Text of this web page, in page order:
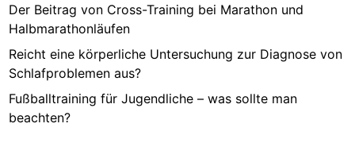
Der Beitrag von Cross-Training bei Marathon und
Halbmarathonläufen
Reicht eine körperliche Untersuchung zur Diagnose von
Schlafproblemen aus?
Fußballtraining für Jugendliche – was sollte man
beachten?